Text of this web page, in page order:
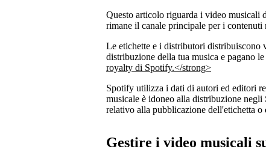
Questo articolo riguarda i video musicali
rimane il canale principale per i
Le etichette e i distributori distribuiscono
distribuzione della tua musica e pagano
royalty di Spotify.</strong>
Spotify utilizza i dati di autori ed editori
musicale è idoneo alla distribuzione
relativo alla pubblicazione dell'etichetta o
Gestire i video musicali